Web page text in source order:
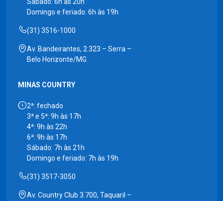
Sábado: 6h às 20h
Domingo e feriado: 6h às 19h
(31) 3516-1000
Av. Bandeirantes, 2.323 – Serra –
Belo Horizonte/MG
MINAS COUNTRY
2ª: fechado
3ª e 5ª: 9h às 17h
4ª: 9h às 22h
6ª: 9h às 17h
Sábado: 7h às 21h
Domingo e feriado: 7h às 19h
(31) 3517-3050
Av. Country Club 3.700, Taquaril –